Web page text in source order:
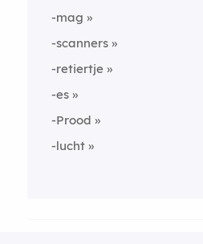
-mag
-scanners
-retiertje
-es
-Prood
-lucht